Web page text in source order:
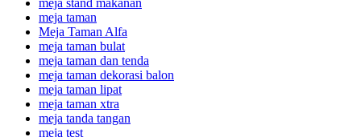
meja taman
Meja Taman Alfa
meja taman bulat
meja taman dan tenda
meja taman dekorasi balon
meja taman lipat
meja taman xtra
meja tanda tangan
meja test